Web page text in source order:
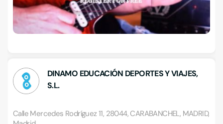
DINAMO EDUCACIÓN DEPORTES Y VIAJES,
S.L.
Calle Mercedes Rodríguez 11, 28044, CARABANCHEL, MADRID,